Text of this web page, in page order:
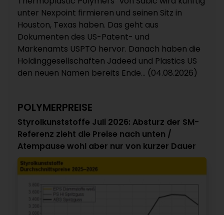
unter Nexpoint firmieren und seinen Sitz in
Houston, Texas haben. Das geht aus
Dokumenten des US-Patent- und
Markenamts USPTO hervor. Danach haben die
Holdinggesellschaften Jadeed und Plastics US
den neuen Namen bereits Ende... (04.08.2026)
POLYMERPREISE
Styrolkunststoffe Juli 2026: Absturz der SM-
Referenz zieht die Preise nach unten /
Atempause wohl aber nur von kurzer Dauer